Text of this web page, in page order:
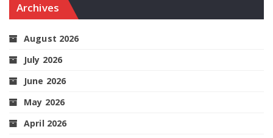
Archives
August 2026
July 2026
June 2026
May 2026
April 2026